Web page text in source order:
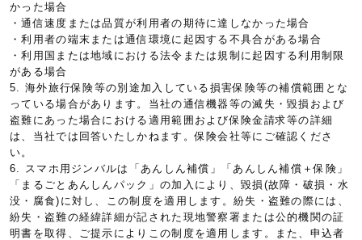
かった場合
・通信速度または品質が利用者の期待に達しなかった場合
・利用者の端末または通信環境に起因する不具合がある場合
・利用国または地域における法令または規制に起因する利用制限
がある場合
5. 海外旅行保険等の別途加入している損害保険等の補償範囲とな
っている場合があります。当社の通信機器等の滅失・毀損および
盗難にあった場合における適用範囲および保険金請求等の詳細
は、当社では回答いたしかねます。保険会社等にご確認くださ
い。
6. スマホ用ジンバルは「あんしん補償」「あんしん補償＋保険」
「まるごとあんしんパック」の加入により、毀損(故障・破損・水
没・腐食)に対し、この制度を適用します。紛失・盗難の際には、
紛失・盗難の経緯詳細が記された現地警察署または公的機関の証
明書を取得、ご提示によりこの制度を適用します。また、申込者